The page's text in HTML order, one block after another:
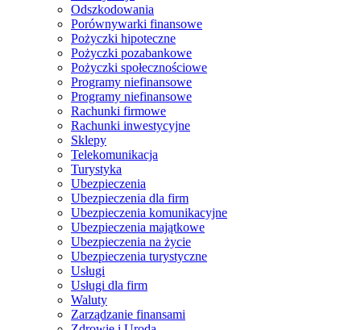
Odszkodowania
Porównywarki finansowe
Pożyczki hipoteczne
Pożyczki pozabankowe
Pożyczki społecznościowe
Programy niefinansowe
Programy niefinansowe
Rachunki firmowe
Rachunki inwestycyjne
Sklepy
Telekomunikacja
Turystyka
Ubezpieczenia
Ubezpieczenia dla firm
Ubezpieczenia komunikacyjne
Ubezpieczenia majątkowe
Ubezpieczenia na życie
Ubezpieczenia turystyczne
Usługi
Usługi dla firm
Waluty
Zarządzanie finansami